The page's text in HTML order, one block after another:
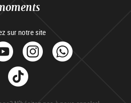
sur notre site
YoutubeInstagram
Tik